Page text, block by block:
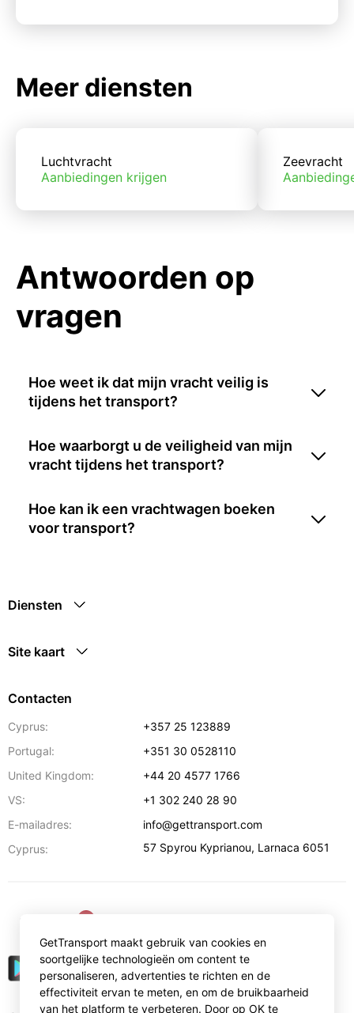
Meer diensten
Luchtvracht
Aanbiedingen krijgen
Zeevracht
Antwoorden op
vragen
Hoe weet ik dat mijn vracht veilig is
tijdens het transport?
Hoe waarborgt u de veiligheid van mijn
vracht tijdens het transport?
Hoe kan ik een vrachtwagen boeken
voor transport?
Diensten
Site kaart
Contacten
Cyprus:
+357 25 123889
Portugal:
+351 30 0528110
United Kingdom:
+44 20 4577 1766
VS:
+1 302 240 28 90
E-mailadres:
info@gettransport.com
Cyprus:
57 Spyrou Kyprianou, Larnaca 6051
GetTransport maakt gebruik van cookies en
soortgelijke technologieën om content te
personaliseren, advertenties te richten en de
effectiviteit ervan te meten, en om de bruikbaarheid
van het platform te verbeteren. Door op OK te